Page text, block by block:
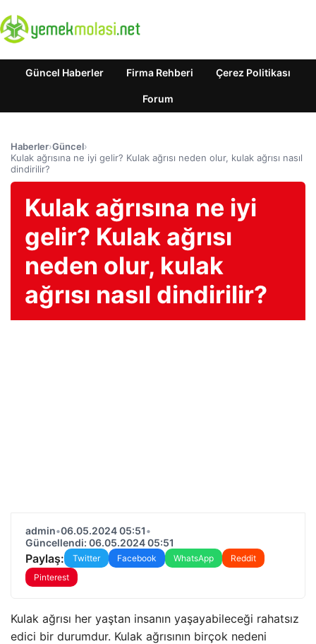
Güncel Haberler Firma Rehberi Çerez Politikası
Forum
Haberler›Güncel›
Kulak ağrısına ne iyi gelir? Kulak ağrısı neden olur, kulak ağrısı nasıl
dindirilir?
Kulak ağrısına ne iyi
gelir? Kulak ağrısı
neden olur, kulak
ağrısı nasıl dindirilir?
admin•06.05.2024 05:51•
Güncellendi: 06.05.2024 05:51
Paylaş: Twitter Facebook WhatsApp
Reddit
Pinterest
Kulak ağrısı her yaştan insanın yaşayabileceği rahatsız
edici bir durumdur. Kulak ağrısının birçok nedeni